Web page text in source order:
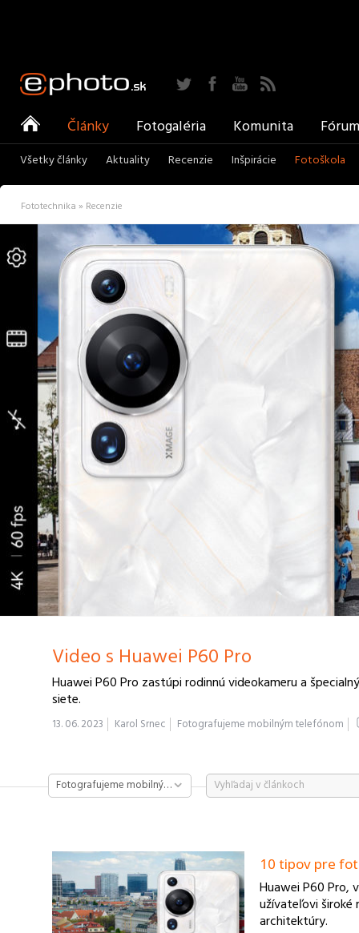
TwitterFacebookYouTube
ePhoto
Články
Všetky články Aktuality Recenzie Inšpirácie Fotoškola
Fotogaléria Komunita Fórum
Fototechnika » Recenzie
Video s Huawei P60 Pro
Huawei P60 Pro zastúpi rodinnú videokameru a
siete.
13. 06. 2023 Karol Srnec Fotografujeme mobilným telefónom
Fotografujeme mobilným telefónom
10 tipov pre
Huawei P60
užívateľovi
architektúry.